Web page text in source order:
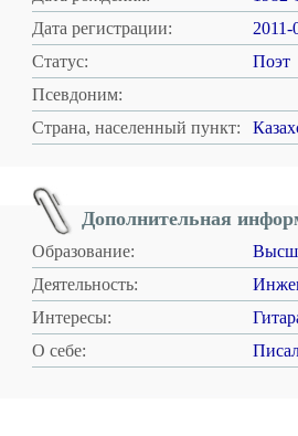
Дата регистрации:
2011-
Статус:
Поэт
Псевдоним:
Страна, населенный пункт:
Дополнительная
Образование:
Деятельность:
Интересы:
О себе: